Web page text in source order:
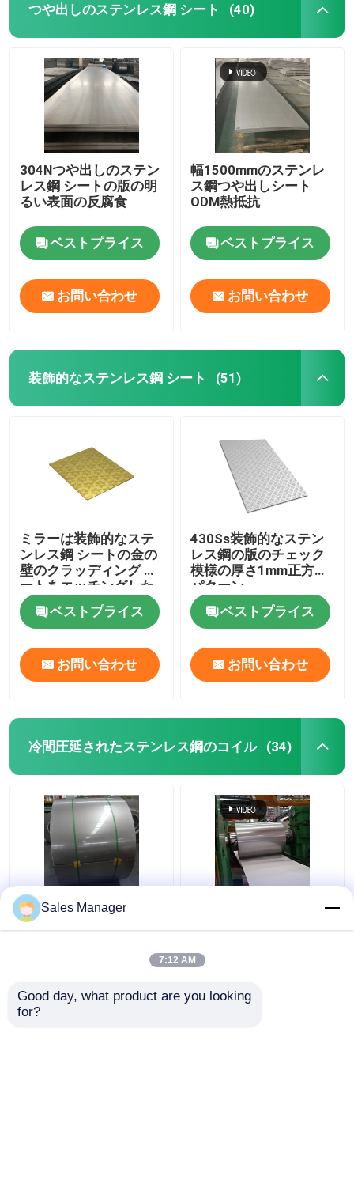
つや出しのステンレス鋼 シート (40)
304Nつや出しのステン
レス鋼 シートの版の明
るい表面の反腐食
ベストプライス
お問い合わせ
幅1500mmのステンレ
ス鋼つや出しシート
ODM熱抵抗
ベストプライス
お問い合わせ
装飾的なステンレス鋼 シート (51)
ミラーは装飾的なステ
ンレス鋼 シートの金の
壁のクラッディング シ
ートをエッチングした
ベストプライス
お問い合わせ
430Ss装飾的なステン
レス鋼の版のチェック
模様の厚さ1mm正方形
パターン
ベストプライス
お問い合わせ
冷間圧延されたステンレス鋼のコイル (34)
Sus316 304はステンレ
ス鋼のコイルのストリ
装飾のための表面の終
コイルのHLの
Sales Manager
7:12 AM
Good day, what product are you looking
for?